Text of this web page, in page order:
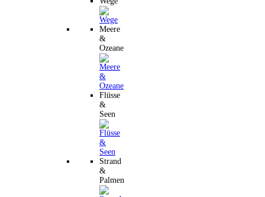
Meere
&
Ozeane
Flüsse
&
Seen
Strand
&
Palmen